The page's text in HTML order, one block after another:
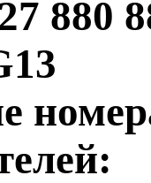
880